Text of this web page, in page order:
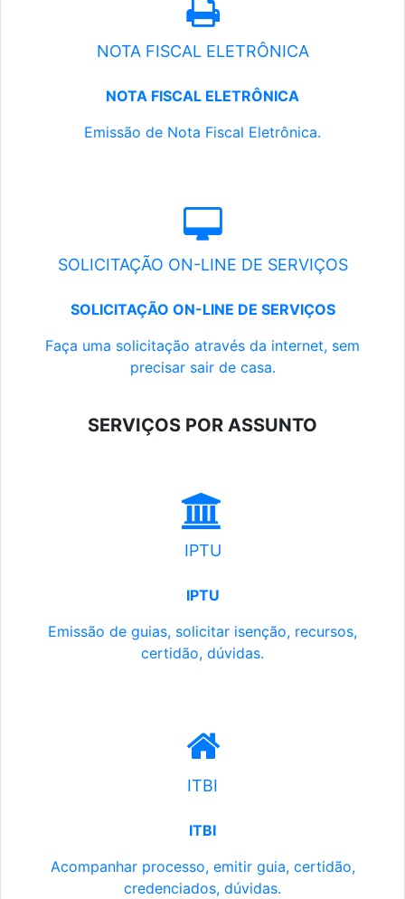
NOTA FISCAL ELETRÔNICA
NOTA FISCAL ELETRÔNICA
Emissão de Nota Fiscal Eletrônica.
SOLICITAÇÃO ON-LINE DE SERVIÇOS
SOLICITAÇÃO ON-LINE DE SERVIÇOS
Faça uma solicitação através da internet, sem
precisar sair de casa.
SERVIÇOS POR ASSUNTO
IPTU
IPTU
Emissão de guias, solicitar isenção, recursos,
certidão, dúvidas.
ITBI
ITBI
Acompanhar processo, emitir guia, certidão,
credenciados, dúvidas.